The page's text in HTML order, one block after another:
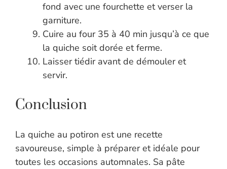
fond avec une fourchette et verser la
garniture.
Cuire au four 35 à 40 min jusqu’à ce que
la quiche soit dorée et ferme.
Laisser tiédir avant de démouler et
servir.
Conclusion
La quiche au potiron est une recette
savoureuse, simple à préparer et idéale pour
toutes les occasions automnales. Sa pâte